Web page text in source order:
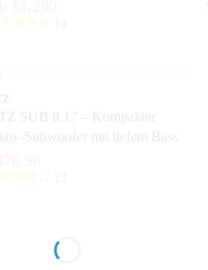
SUB 8.17 – Kompakter
Subwoofer mit tiefem Bass